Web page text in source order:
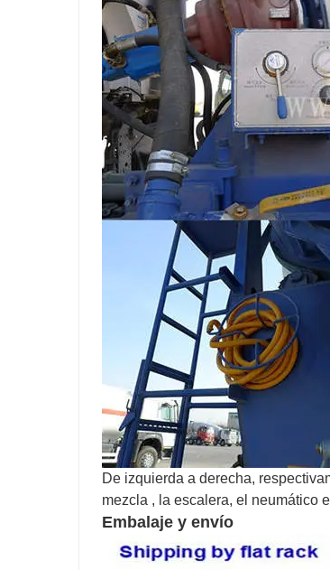
De izquierda a derecha,
mezcla , la escalera, el neumático
Embalaje y envío